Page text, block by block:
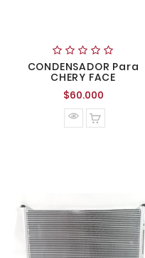
CONDENSADOR Para
CHERY FACE
$60.000Precio
normal